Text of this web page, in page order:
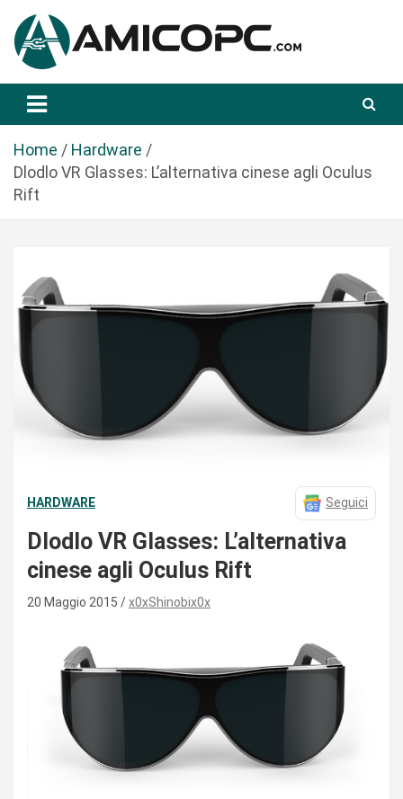
a
Amicopc.com
Home
Hardware
Dlodlo VR Glasses: L’alternativa cinese agli Oculus
Rift
HARDWARE Seguici
Dlodlo VR Glasses: L’alternativa
cinese agli Oculus Rift
20 Maggio 2015 x0xShinobix0x